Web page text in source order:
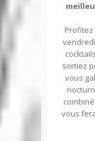
Profitez
sortiez
vous
vous